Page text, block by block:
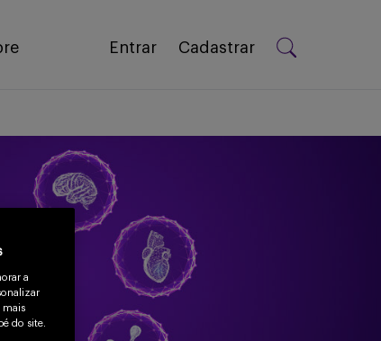
Entrar Cadastrar
a
mais
do site.